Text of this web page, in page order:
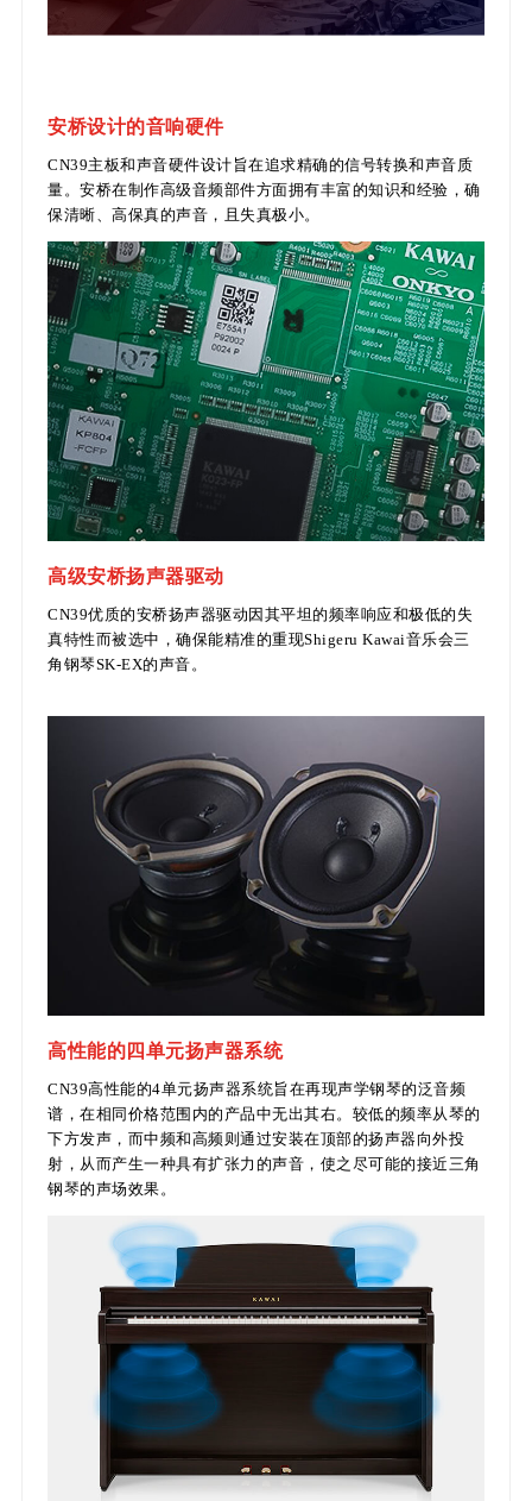
安桥设计的音响硬件
CN39主板和声音硬件设计旨在追求精确的信号转换和声音质
量。安桥在制作高级音频部件方面拥有丰富的知识和经验，确
保清晰、高保真的声音，且失真极小。
高级安桥扬声器驱动
CN39优质的安桥扬声器驱动因其平坦的频率响应和极低的失
真特性而被选中，确保能精准的重现Shigeru Kawai音乐会三
角钢琴SK-EX的声音。
高性能的四单元扬声器系统
CN39高性能的4单元扬声器系统旨在再现声学钢琴的泛音频
谱，在相同价格范围内的产品中无出其右。较低的频率从琴的
下方发声，而中频和高频则通过安装在顶部的扬声器向外投
射，从而产生一种具有扩张力的声音，使之尽可能的接近三角
钢琴的声场效果。